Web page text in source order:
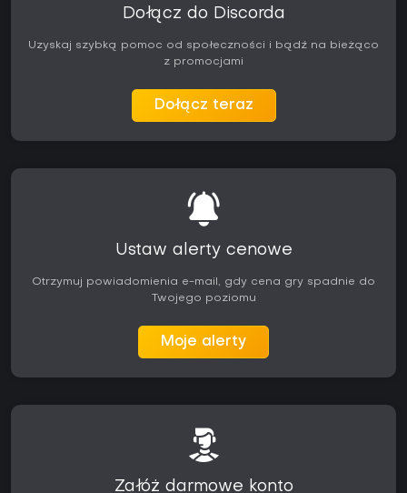
Dołącz do Discorda
Uzyskaj szybką pomoc od społeczności i bądź na bieżąco
z promocjami
Dołącz teraz
Ustaw alerty cenowe
Otrzymuj powiadomienia e-mail, gdy cena gry spadnie do
Twojego poziomu
Moje alerty
Załóż darmowe konto